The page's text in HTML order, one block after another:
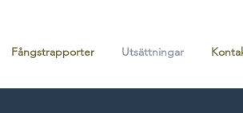
Fångstrapporter Utsättningar